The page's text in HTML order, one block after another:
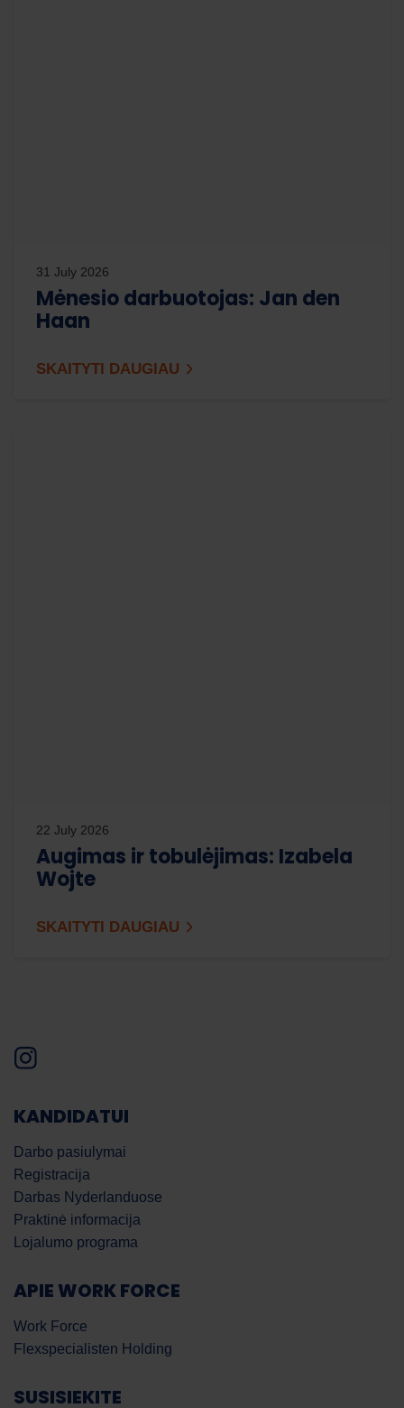
31 July 2026
Mėnesio darbuotojas: Jan den
Haan
SKAITYTI DAUGIAU
22 July 2026
Augimas ir tobulėjimas: Izabela
Wojte
SKAITYTI DAUGIAU
KANDIDATUI
Darbo pasiulymai
Registracija
Darbas Nyderlanduose
Praktinė informacija
Lojalumo programa
APIE WORK FORCE
Work Force
Flexspecialisten Holding
SUSISIEKITE